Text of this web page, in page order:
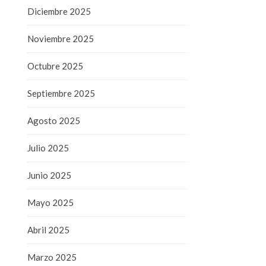
Diciembre 2025
Noviembre 2025
Octubre 2025
Septiembre 2025
Agosto 2025
Julio 2025
Junio 2025
Mayo 2025
Abril 2025
Marzo 2025